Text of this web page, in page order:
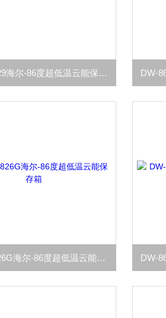
DW-86L829海尔-86度超低温云能保存箱
DW-86L826G海尔-86度超低温云能保存箱